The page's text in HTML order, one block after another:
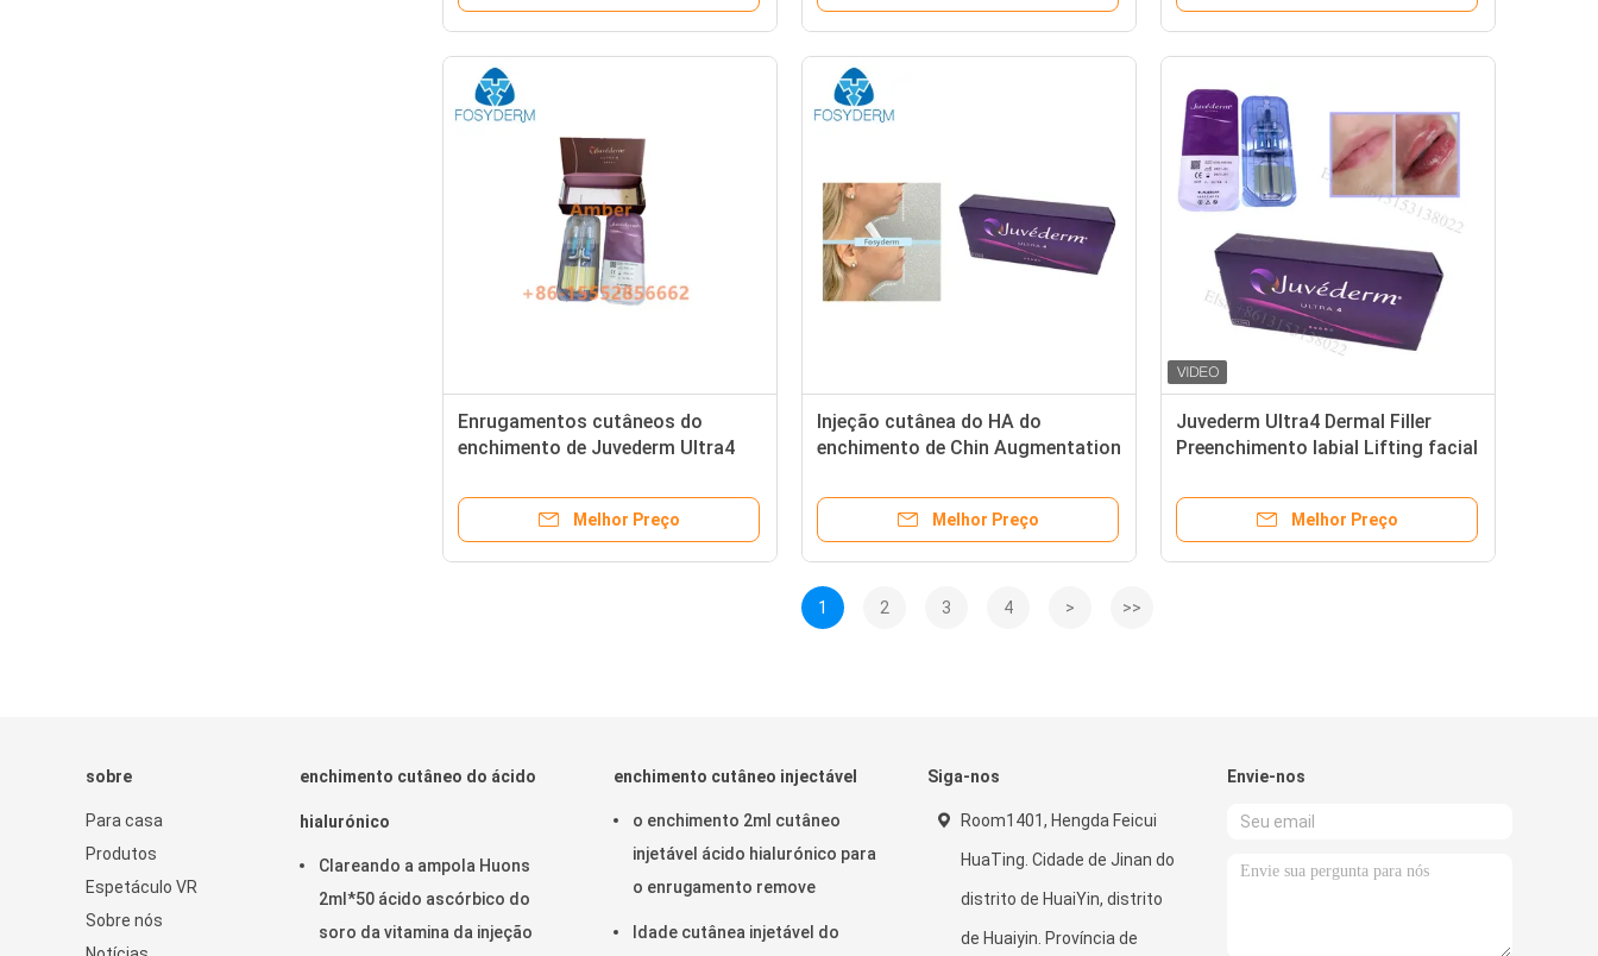
Enrugamentos cutâneos do
enchimento de Juvederm Ultra4
dos anti
Melhor Preço
Injeção cutânea do HA do
enchimento de Chin Augmentation
Melhor Preço
Juvederm Ultra4 Dermal Filler
Preenchimento labial Lifting facial
Melhor Preço
1 2 3 4 > >>
sobre
Para casa
Produtos
Espetáculo VR
Sobre nós
enchimento cutâneo do ácido
hialurónico
Clareando a ampola Huons
2ml*50 ácido ascórbico do
soro da vitamina da injeção
enchimento cutâneo injectável
o enchimento 2ml cutâneo
injetável ácido hialurónico para
o enrugamento remove
Idade cutânea injetável do
Siga-nos
Room1401, Hengda Feicui
HuaTing. Cidade de Jinan do
distrito de HuaiYin, distrito
de Huaiyin. Província de
Envie-nos